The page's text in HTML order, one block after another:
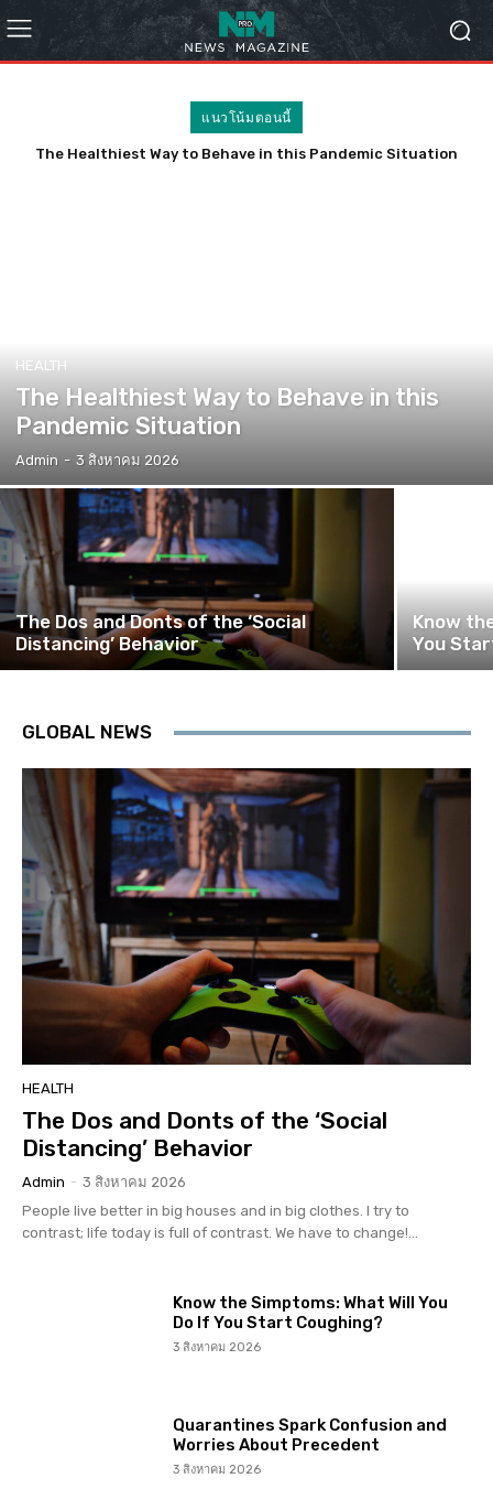
แนวโน้มตอนนี้
The Healthiest Way to Behave in this Pandemic Situation
HEALTH
The Healthiest Way to Behave in this
Pandemic Situation
Admin - 3 สิงหาคม 2026
The Dos and Donts of the ‘Social
Distancing’ Behavior
Know
You
GLOBAL NEWS
HEALTH
The Dos and Donts of the ‘Social
Distancing’ Behavior
Admin - 3 สิงหาคม 2026
People live better in big houses and in big clothes. I try to
contrast; life today is full of contrast. We have to change!...
Know the Simptoms: What Will You
Do If You Start Coughing?
3 สิงหาคม 2026
Quarantines Spark Confusion and
Worries About Precedent
3 สิงหาคม 2026